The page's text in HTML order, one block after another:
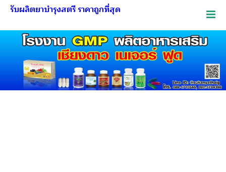
รับผลิตยาบำรุงสตรี ราคาถูกที่สุด